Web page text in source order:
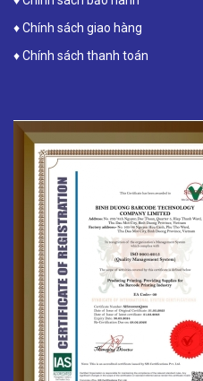
♦ Chính sách giao hàng
♦ Chính sách thanh toán